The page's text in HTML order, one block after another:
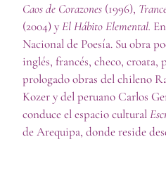
Caos de Corazones (1996),
(2004) yEl Hábito Elemental.
Nacional de Poesía. Su obra
inglés, francés, checo, croata,
prologado obras del chileno
Kozer y del peruano Carlos
conduce el espacio cultural
de Arequipa, donde reside